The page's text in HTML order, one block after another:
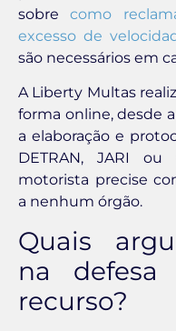
sobrecomo
excesso de
são necessários em
A Liberty Multas
forma online, desde
a elaboração e
DETRAN, JARI
motorista precise
a nenhum órgão.
Quais
na
recurso?